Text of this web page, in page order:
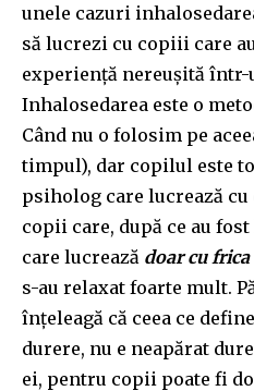
unele cazuri
să lucrezi cu copiii care
experiență nereușită
Inhalosedarea este o
Când nu o folosim pe
timpul), dar copilul este
psiholog care lucrează
copii care, după ce au
care lucrează doar cu
s-au relaxat foarte mult.
înțeleagă că ceea ce
durere, nu e neapărat
ei, pentru copii poate fi